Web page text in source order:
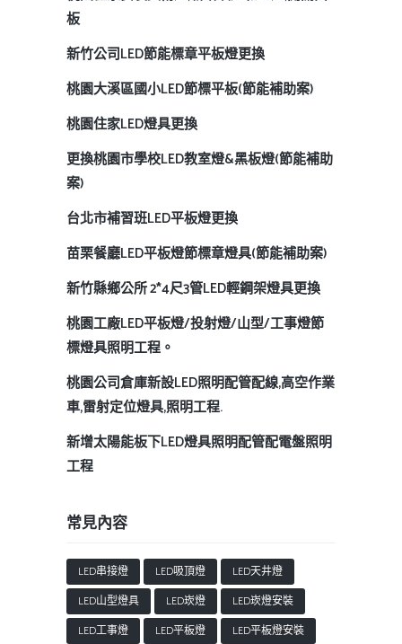
板
新竹公司LED節能標章平板燈更換
桃園大溪區國小LED節標平板(節能補助案)
桃園住家LED燈具更換
更換桃園市學校LED教室燈&黑板燈(節能補助
案)
台北市補習班LED平板燈更換
苗栗餐廳LED平板燈節標章燈具(節能補助案)
新竹縣鄉公所 2*4尺3管LED輕鋼架燈具更換
桃園工廠LED平板燈/投射燈/山型/工事燈節
標燈具照明工程。
桃園公司倉庫新設LED照明配管配線,高空作業
車,雷射定位燈具,照明工程.
新增太陽能板下LED燈具照明配管配電盤照明
工程
常見內容
LED串接燈 LED吸頂燈
LED天井燈
LED山型燈具
LED崁燈
LED崁燈安裝
LED工事燈
LED平板燈
LED平板燈安裝